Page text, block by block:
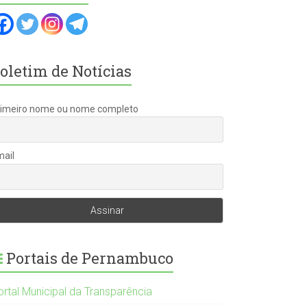
de Notícias
nome ou nome completo
Portais de Pernambuco
Municipal da Transparência